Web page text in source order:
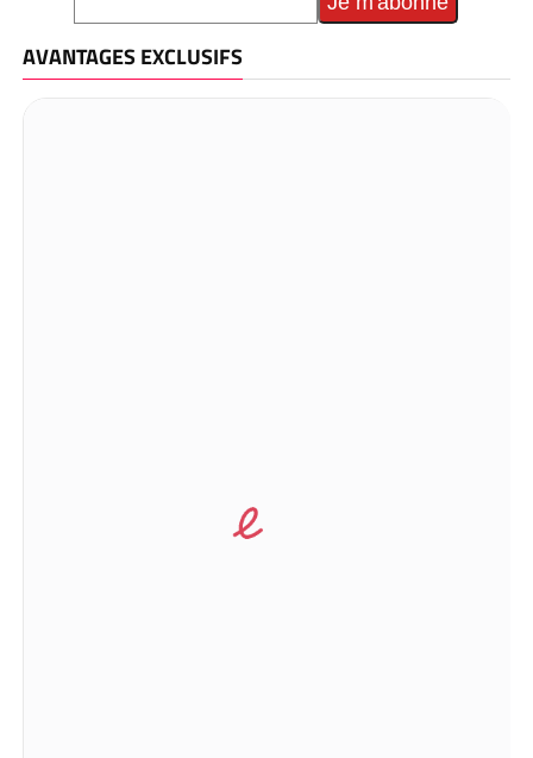
AVANTAGES EXCLUSIFS